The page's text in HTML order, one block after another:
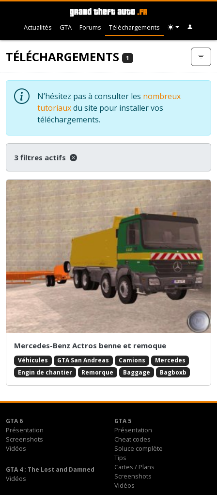
Actualités GTA Forums Téléchargements
TÉLÉCHARGEMENTS 1
N’hésitez pas à consulter les nombreux
tutoriauxdu site pour installer vos
téléchargements.
3 filtres actifs
Mercedes-Benz Actros benne et remoque
Véhicules GTA San Andreas Camions
Mercedes
Engin de chantier
Remorque Baggage Bagboxb
GTA 6
Présentation
Screenshots
Vidéos
GTA 5
Présentation
Cheat codes
Soluce complète
Tips
Cartes / Plans
Screenshots
Vidéos
GTA 4 : The Lost and Damned
Vidéos